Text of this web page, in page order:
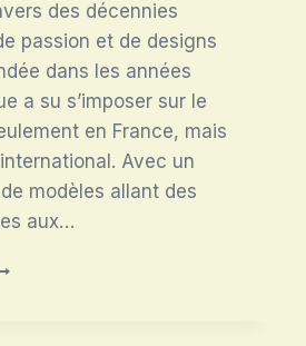
des décennies
passion et de designs
dans les années
a su s’imposer sur le
en France, mais
Avec un
modèles allant des
aux…